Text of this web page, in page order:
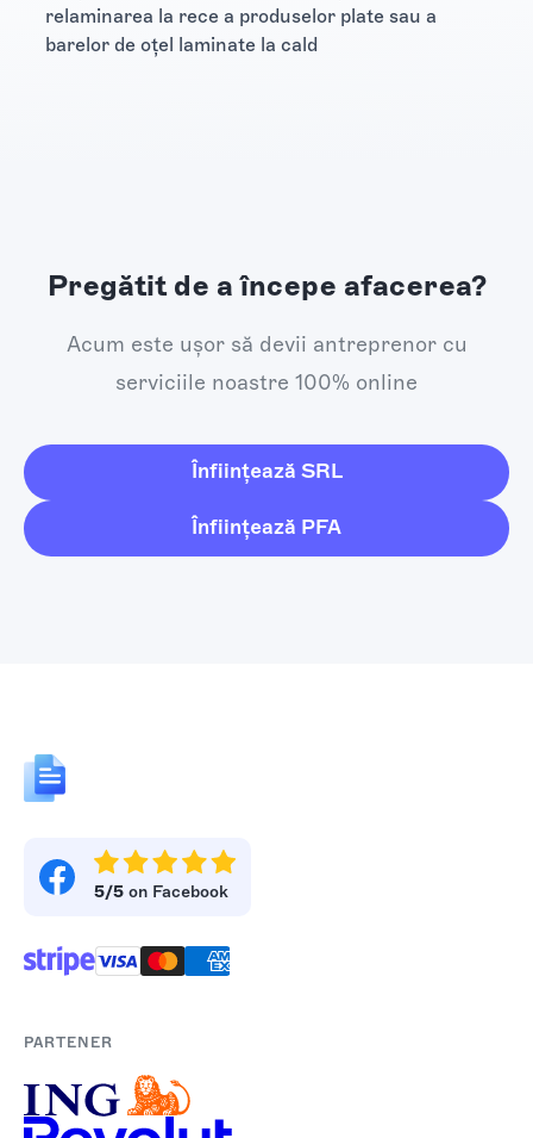
relaminarea la rece a produselor plate sau a
barelor de oţel laminate la cald
Pregătit de a începe afacerea?
Acum este ușor să devii antreprenor cu
serviciile noastre 100% online
Înființează SRL
Înființează PFA
5/5 on Facebook
PARTENER